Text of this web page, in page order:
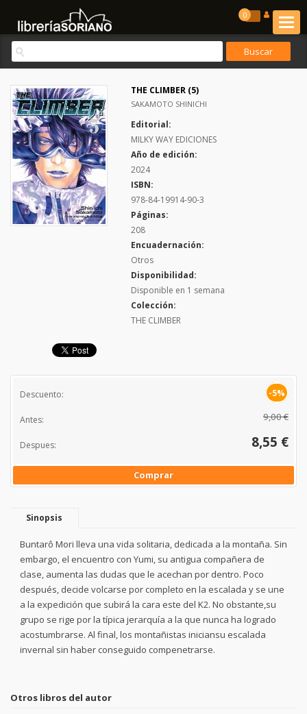
0
THE CLIMBER (5)
SAKAMOTO SHINICHI
Editorial:
MILKY WAY EDICIONES
Año de edición:
2024
ISBN:
978-84-19914-90-3
Páginas:
208
Encuadernación:
Otros
Disponibilidad:
Disponible en 1 semana
Colección:
THE CLIMBER
Descuento: -5%
Antes: 9,00 €
Despues: 8,55 €
Comprar
Sinopsis
Buntarô Mori lleva una vida solitaria, dedicada a la montaña. Sin
embargo, el encuentro con Yumi, su antigua compañera de
clase, aumenta las dudas que le acechan por dentro. Poco
después, decide volcarse por completo en la escalada y se une
a la expedición que subirá la cara este del K2. No obstante,su
grupo se rige por la típica jerarquía a la que nunca ha logrado
acostumbrarse. Al final, los montañistas iniciansu escalada
invernal sin haber conseguido compenetrarse.
Otros libros del autor